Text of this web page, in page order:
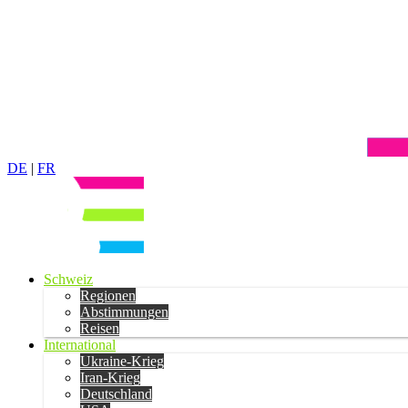
DE | FR
Schweiz
Regionen
Abstimmungen
Reisen
International
Ukraine-Krieg
Iran-Krieg
Deutschland